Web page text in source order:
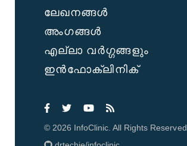
ലേഖനങ്ങൾ
അംഗങ്ങൾ
എല്ലാ വർഗ്ഗങ്ങളും
ഇൻഫോക്ലിനിക്
© 2026 InfoClinic. All Rights Reserved